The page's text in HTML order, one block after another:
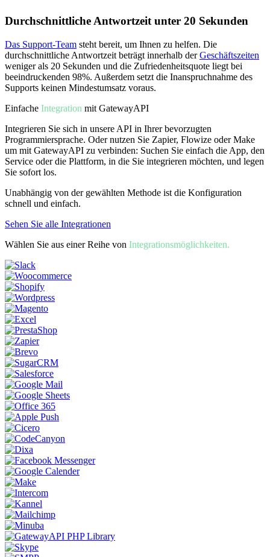
Durchschnittliche Antwortzeit unter 20 Sekunden
Das Support-Team steht bereit, um Ihnen zu helfen. Die
durchschnittliche Antwortzeit beträgt innerhalb derGeschäftszeiten
weniger als 20 Sekunden und die Zufriedenheitsquote liegt bei
beeindruckenden 98%. Außerdem setzt die Inanspruchnahme des
Supports keinen Mindestumsatz voraus.
Einfache Integration mit GatewayAPI
Integrieren Sie sich in unsere API in Ihrer bevorzugten
Programmiersprache. Oder nutzen Sie Zapier, Flowize oder Make
um mit GatewayAPI zu verbinden: Suchen Sie einfach die App, den
Service oder die Plattform, in die Sie integrieren möchten, und legen
Sie sofort los.
Unabhängig von der gewählten Methode ist die Konfiguration
schnell und einfach.
Sehen Sie alle Integrationen
Wählen Sie aus einer Reihe von Integrationsmöglichkeiten.